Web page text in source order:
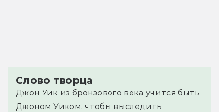
Слово творца
Джон Уик из бронзового века учится быть
Джоном Уиком, чтобы выследить